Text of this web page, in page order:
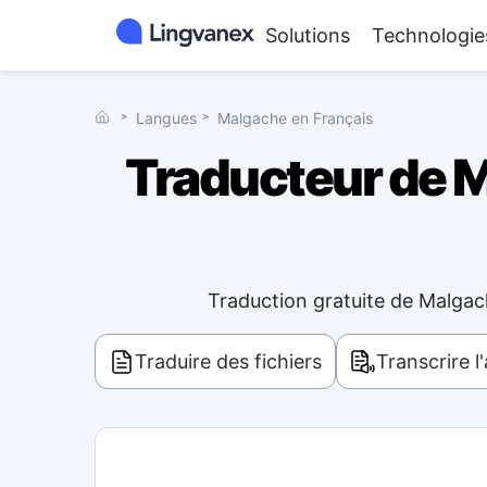
Solutions
˃ Langues ˃ Malgache en Français
Traducteur de
Traduction gratuite de
Traduire des fichiers Transcrire